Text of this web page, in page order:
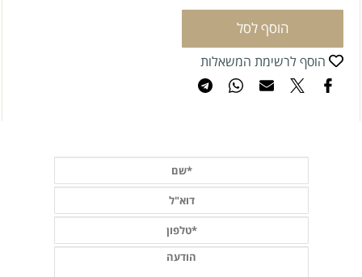
הוסף לסל
הוסף לרשימת המשאלות